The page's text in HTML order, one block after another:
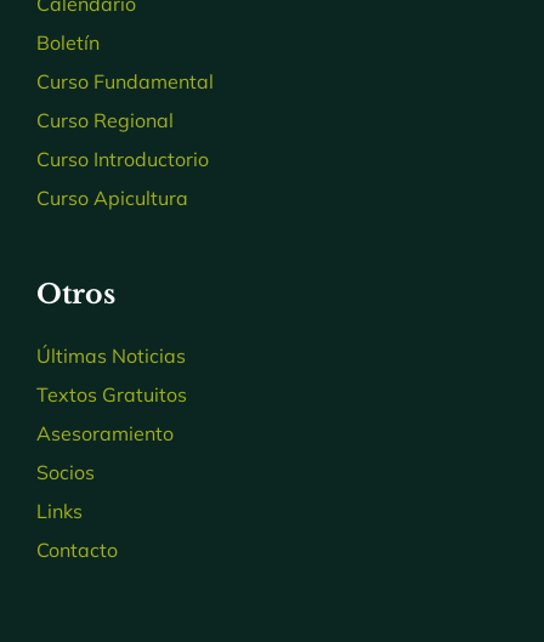
Boletín
Curso Fundamental
Curso Regional
Curso Introductorio
Curso Apicultura
Otros
Últimas Noticias
Textos Gratuitos
Asesoramiento
Socios
Links
Contacto